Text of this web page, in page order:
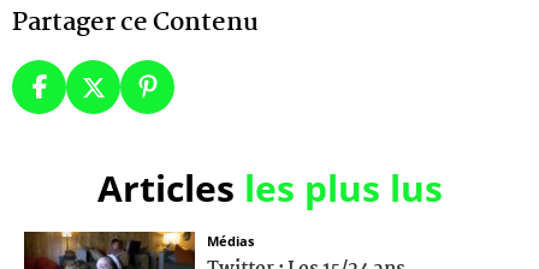
Partager ce Contenu
Articles les plus lus
Médias